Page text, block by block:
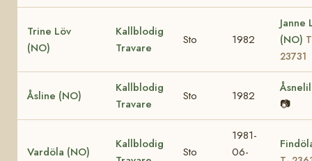
Trine Löv
(NO)
Kallblodig
Travare
Sto 1982
Janne
(NO)
23731
Åsline (NO)
Kallblodig
Travare
Sto 1982
📷
Vardöla (NO)
Kallblodig
Sto
1981-
06-